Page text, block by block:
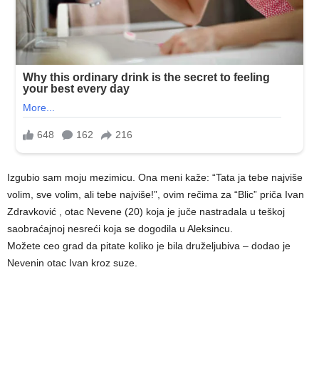
Izgubio sam moju mezimicu. Ona meni kaže: “Tata ja tebe najviše
volim, sve volim, ali tebe najviše!”, ovim rečima za “Blic” priča Ivan
Zdravković , otac Nevene (20) koja je juče nastradala u teškoj
saobraćajnoj nesreći koja se dogodila u Aleksincu.
Možete ceo grad da pitate koliko je bila druželjubiva – dodao je
Nevenin otac Ivan kroz suze.